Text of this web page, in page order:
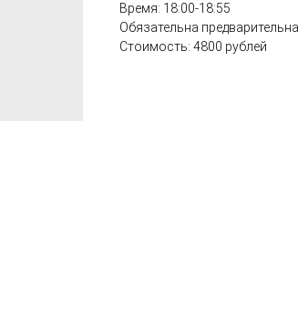
Время: 18:00-18:55
Обязательна
Стоимость: 4800 рублей